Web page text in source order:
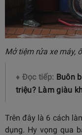
Mở tiệm rửa xe máy,
♦ Đọc tiếp: Buôn
triệu? Làm giàu
Trên đây là 6 cách
dụng. Hy vọng qua